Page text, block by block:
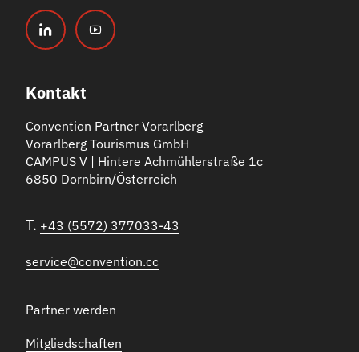
Kontakt
Convention Partner Vorarlberg
Vorarlberg Tourismus GmbH
CAMPUS V | Hintere Achmühlerstraße 1c
6850 Dornbirn/Österreich
T. +43 (5572) 377033-43
service@convention.cc
Partner werden
Mitgliedschaften